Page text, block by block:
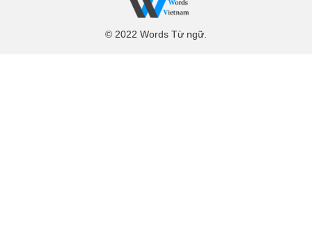
© 2022 Words Từ ngữ.